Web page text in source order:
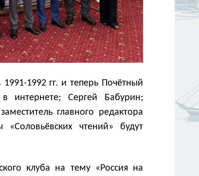
1992 гг. и теперь Почётный
интернете; Сергей Бабурин;
главного редактора
чтений» будут
клуба на тему «Россия на